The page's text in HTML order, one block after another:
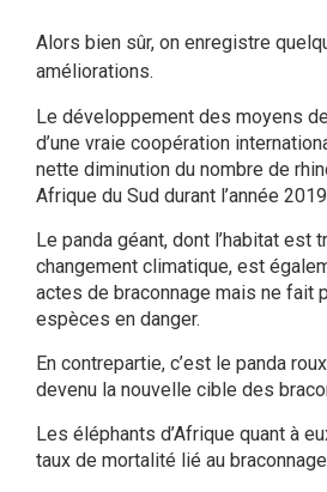
Alors bien sûr, on enregistre
améliorations.
Le développement des moyens
d’une vraie coopération
nette diminution du nombre de
Afrique du Sud durant l’année
Le panda géant, dont l’habitat est
changement climatique, est
actes de braconnage mais ne fait
espèces en danger.
En contrepartie, c’est le panda
devenu la nouvelle cible des
Les éléphants d’Afrique quant à
taux de mortalité lié au